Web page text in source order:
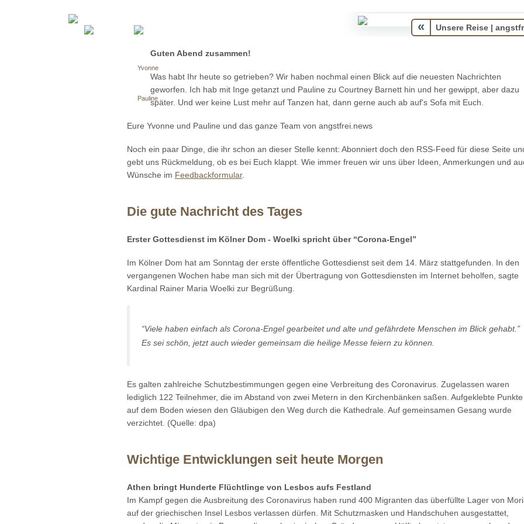
«
Yvonne
Pauline
Guten Abend zusammen!
Was habt Ihr heute so getrieben? Wir haben nochmal einen Blick auf die neuesten Nachrichten
geworfen. Ich hab mit Inge getanzt und Pauline zu Courtney Barnett hin und her gewippt, aber dazu
später. Und wer keine Lust mehr auf Tanzen hat, dann gerne auch ab auf's Sofa mit Euch.
Eure Yvonne und Pauline und das ganze Team von angstfrei.news
Noch ein paar Dinge, die ihr schon an dieser Stelle kennt: Abonniert doch den RSS-Feed für diese Seite
gebt uns Rückmeldung, ob es bei Euch klappt. Wie immer freuen wir uns über Ideen, Anmerkungen und
Wünsche im Feedbackformular.
Die gute Nachricht des Tages
Erster Gottesdienst im Kölner Dom - Woelki spricht über “Corona-Engel”
Im Kölner Dom hat am Sonntag der erste öffentliche Gottesdienst seit dem 14. März stattgefunden. In den
vergangenen Wochen habe man sich mit der Übertragung von Gottesdiensten im Internet beholfen, sagte
Kardinal Rainer Maria Woelki zur Begrüßung.
“Viele haben einfach als Corona-Engel gearbeitet und alte und gefährdete Menschen im Blick gehabt.”
Es sei schön, jetzt auch wieder gemeinsam die heilige Messe feiern zu können.
Es galten zahlreiche Schutzbestimmungen gegen eine Verbreitung des Coronavirus. Zugelassen waren
lediglich 122 Teilnehmer, die im Abstand von zwei Metern in den Kirchenbänken saßen. Aufgeklebte Punkte
auf dem Boden wiesen den Gläubigen den Weg durch die Kathedrale. Auf gemeinsamen Gesang wurde
verzichtet. (Quelle: dpa)
Wichtige Entwicklungen seit heute Morgen
Athen bringt Hunderte Flüchtlinge von Lesbos aufs Festland
Im Kampf gegen die Ausbreitung des Coronavirus haben rund 400 Migranten das überfüllte Lager von
auf der griechischen Insel Lesbos verlassen dürfen. Mit Schutzmasken und Handschuhen ausgestattet,